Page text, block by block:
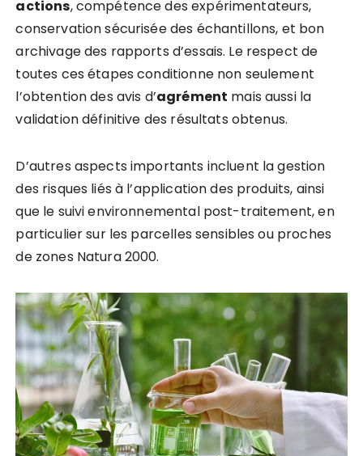
actions, compétence des expérimentateurs,
conservation sécurisée des échantillons, et bon
archivage des rapports d’essais. Le respect de
toutes ces étapes conditionne non seulement
l’obtention des avis d’agrément mais aussi la
validation définitive des résultats obtenus.
D’autres aspects importants incluent la gestion
des risques liés à l’application des produits, ainsi
que le suivi environnemental post-traitement, en
particulier sur les parcelles sensibles ou proches
de zones Natura 2000.